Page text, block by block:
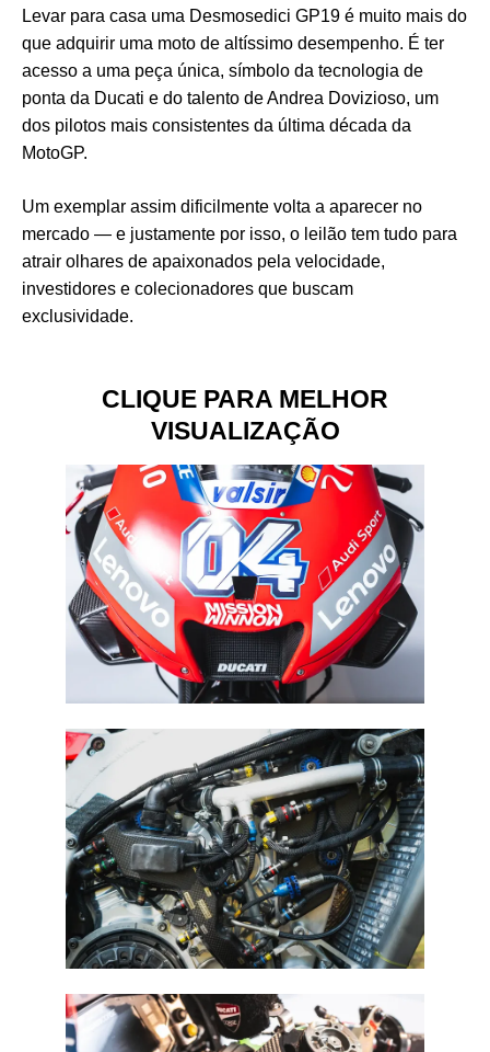
Levar para casa uma Desmosedici GP19 é muito mais do
que adquirir uma moto de altíssimo desempenho. É ter
acesso a uma peça única, símbolo da tecnologia de
ponta da Ducati e do talento de Andrea Dovizioso, um
dos pilotos mais consistentes da última década da
MotoGP.
Um exemplar assim dificilmente volta a aparecer no
mercado — e justamente por isso, o leilão tem tudo para
atrair olhares de apaixonados pela velocidade,
investidores e colecionadores que buscam
exclusividade.
CLIQUE PARA MELHOR
VISUALIZAÇÃO